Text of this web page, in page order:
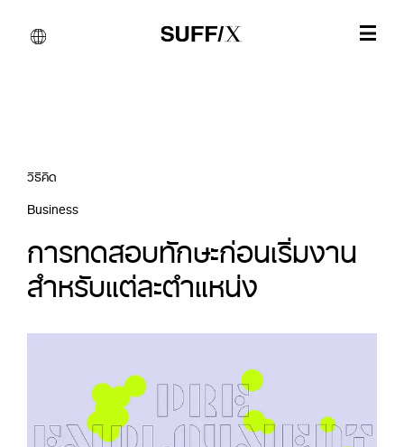
วิธีคิด
Business
การทดสอบทักษะก่อนเริ่มงาน
สำหรับแต่ละตำแหน่ง